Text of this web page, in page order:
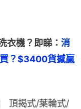
衣機？即睇： 消
？$3400貨撼贏
頂揭式/葉輪式/